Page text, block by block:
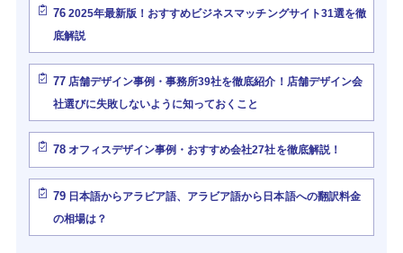
762025年最新版！おすすめビジネスマッチングサイト31選を徹
底解説
77店舗デザイン事例・事務所39社を徹底紹介！店舗デザイン会
社選びに失敗しないように知っておくこと
78オフィスデザイン事例・おすすめ会社27社を徹底解説！
79日本語からアラビア語、アラビア語から日本語への翻訳料金
の相場は？